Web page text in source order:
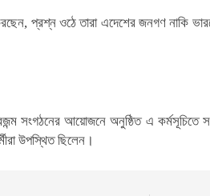
প্রশ্ন ওঠে তারা এদেশের জনগণ নাকি
সংগঠনের আয়োজনে অনুষ্ঠিত এ
উপস্থিত ছিলেন।